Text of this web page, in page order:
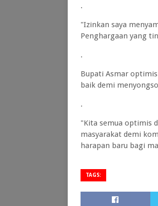
.
"Izinkan saya
Penghargaan yang
.
Bupati Asmar
baik demi
.
"Kita semua optimis
masyarakat demi
harapan baru bagi
TAGS: